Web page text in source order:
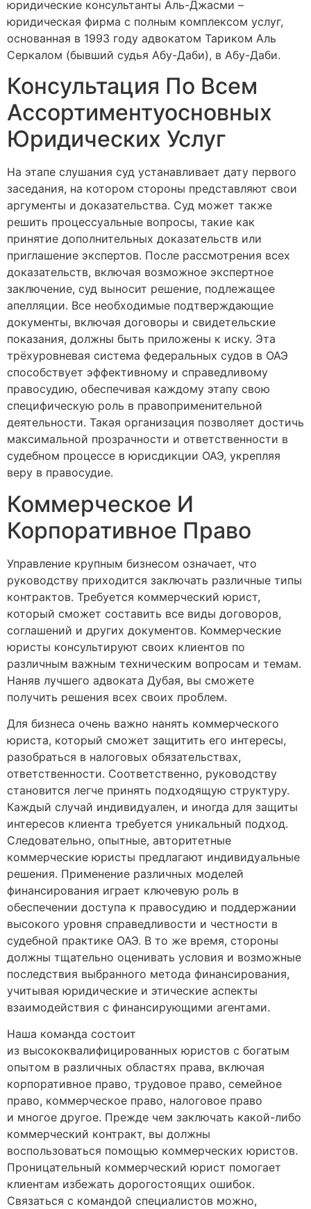
юридические консультанты Аль-Джасми –
юридическая фирма с полным комплексом услуг,
основанная в 1993 году адвокатом Тариком Аль
Серкалом (бывший судья Абу-Даби), в Абу-Даби.
Консультация По Всем
Ассортиментуосновных
Юридических Услуг
На этапе слушания суд устанавливает дату первого
заседания, на котором стороны представляют свои
аргументы и доказательства. Суд может также
решить процессуальные вопросы, такие как
принятие дополнительных доказательств или
приглашение экспертов. После рассмотрения всех
доказательств, включая возможное экспертное
заключение, суд выносит решение, подлежащее
апелляции. Все необходимые подтверждающие
документы, включая договоры и свидетельские
показания, должны быть приложены к иску. Эта
трёхуровневая система федеральных судов в ОАЭ
способствует эффективному и справедливому
правосудию, обеспечивая каждому этапу свою
специфическую роль в правоприменительной
деятельности. Такая организация позволяет достичь
максимальной прозрачности и ответственности в
судебном процессе в юрисдикции ОАЭ, укрепляя
веру в правосудие.
Коммерческое И
Корпоративное Право
Управление крупным бизнесом означает, что
руководству приходится заключать различные типы
контрактов. Требуется коммерческий юрист,
который сможет составить все виды договоров,
соглашений и других документов. Коммерческие
юристы консультируют своих клиентов по
различным важным техническим вопросам и темам.
Наняв лучшего адвоката Дубая, вы сможете
получить решения всех своих проблем.
Для бизнеса очень важно нанять коммерческого
юриста, который сможет защитить его интересы,
разобраться в налоговых обязательствах,
ответственности. Соответственно, руководству
становится легче принять подходящую структуру.
Каждый случай индивидуален, и иногда для защиты
интересов клиента требуется уникальный подход.
Следовательно, опытные, авторитетные
коммерческие юристы предлагают индивидуальные
решения. Применение различных моделей
финансирования играет ключевую роль в
обеспечении доступа к правосудию и поддержании
высокого уровня справедливости и честности в
судебной практике ОАЭ. В то же время, стороны
должны тщательно оценивать условия и возможные
последствия выбранного метода финансирования,
учитывая юридические и этические аспекты
взаимодействия с финансирующими агентами.
Наша команда состоит
из высококвалифицированных юристов с богатым
опытом в различных областях права, включая
корпоративное право, трудовое право, семейное
право, коммерческое право, налоговое право
и многое другое. Прежде чем заключать какой-либо
коммерческий контракт, вы должны
воспользоваться помощью коммерческих юристов.
Проницательный коммерческий юрист помогает
клиентам избежать дорогостоящих ошибок.
Связаться с командой специалистов можно,